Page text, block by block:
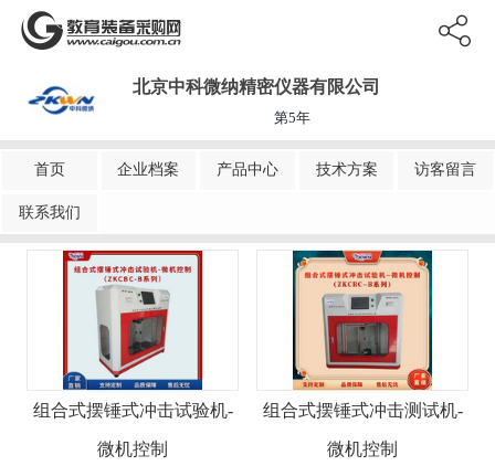
北京中科微纳精密仪器有限公司
第5年
首页 企业档案 产品中心 技术方案 访客留言
联系我们
组合式摆锤式冲击试验机-
微机控制
组合式摆锤式冲击测试机-
微机控制